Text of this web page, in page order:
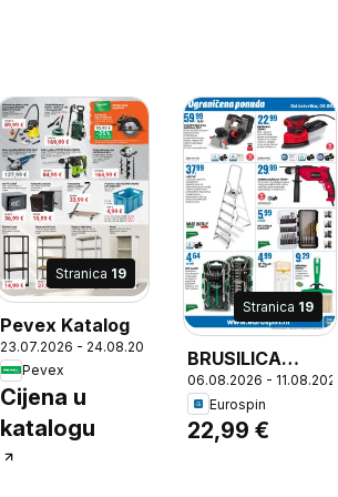
Stranica 19
Pevex Katalog
23.07.2026 - 24.08.2026
Pevex
Cijena u
katalogu
Stranica 19
BRUSILICA
200W*, Brzo i
sigurno
pričvršćivanje
06.08.2026 - 11.08.2026
Eurospin
22,99 €